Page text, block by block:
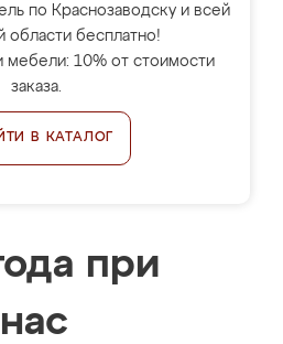
по Краснозаводску и всей
области бесплатно!
мебели: 10% от стоимости
заказа.
В КАТАЛОГ
при